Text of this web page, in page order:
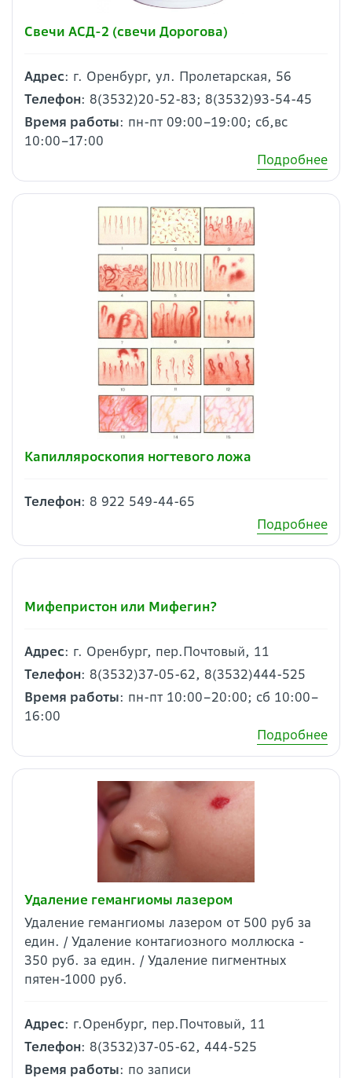
Свечи АСД-2 (свечи Дорогова)
Адрес: г. Оренбург, ул. Пролетарская, 56
Телефон: 8(3532)20-52-83; 8(3532)93-54-45
Время работы: пн-пт 09:00–19:00; сб,вс
10:00–17:00
Подробнее
Капилляроскопия ногтевого ложа
Телефон: 8 922 549-44-65
Подробнее
Мифепристон или Мифегин?
Адрес: г. Оренбург, пер.Почтовый, 11
Телефон: 8(3532)37-05-62, 8(3532)444-525
Время работы: пн-пт 10:00–20:00; сб 10:00–
16:00
Подробнее
Удаление гемангиомы лазером
Удаление гемангиомы лазером от 500 руб за
един. / Удаление контагиозного моллюска -
350 руб. за един. / Удаление пигментных
пятен-1000 руб.
Адрес: г.Оренбург, пер.Почтовый, 11
Телефон: 8(3532)37-05-62, 444-525
Время работы: по записи